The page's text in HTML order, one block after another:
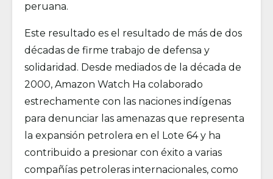
peruana.
Este resultado es el resultado de más de dos
décadas de firme trabajo de defensa y
solidaridad. Desde mediados de la década de
2000, Amazon Watch Ha colaborado
estrechamente con las naciones indígenas
para denunciar las amenazas que representa
la expansión petrolera en el Lote 64 y ha
contribuido a presionar con éxito a varias
compañías petroleras internacionales, como